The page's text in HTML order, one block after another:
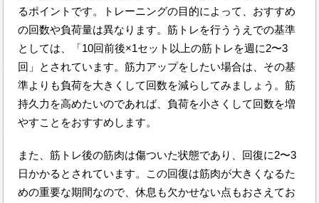
るポイントです。トレーニングの目的によって、おすすめ
の回数や負荷量は異なります。筋トレを行ううえでの基準
としては、「10回前後×1セット以上の筋トレを週に2〜3
回」とされています。筋力アップをしたい場合は、その基
準よりも負荷を大きくして回数を減らしてみましょう。筋
持久力を高めたいのであれば、負荷を小さくして回数を増
やすことをおすすめします。
また、筋トレ後の筋肉は傷ついた状態であり、回復に2〜3
日かかるとされています。この回復は筋肉が大きくなるた
めの重要な期間なので、休息も欠かせない点もおさえてお